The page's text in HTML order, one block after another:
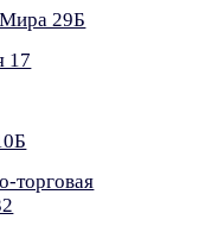
29Б
17
торговая